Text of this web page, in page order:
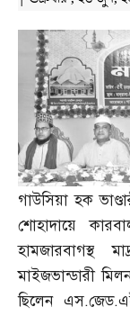
গাউসিয়া হক
শোহাদায়ে
হামজারবাগস্থ
মাইজভান্ডারী
ছিলেন এস.জেড.